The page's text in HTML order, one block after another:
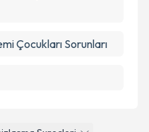
Çocukları Sorunları